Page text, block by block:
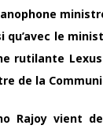
qu’avec le
rutilante
de la
Rajoy vient